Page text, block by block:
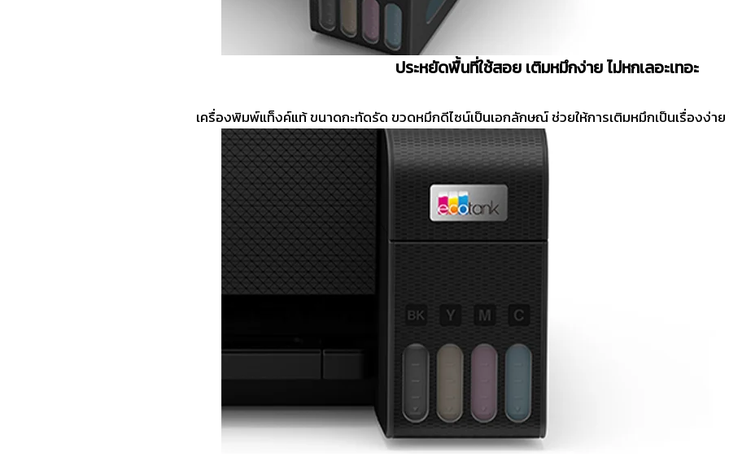
ประหยัดพื้นที่ใช้สอย เติมหมึกง่าย ไม่หกเลอะเทอะ
เครื่องพิมพ์แท็งค์แท้ ขนาดกะทัดรัด ขวดหมึกดีไซน์เป็นเอกลักษณ์ ช่วยให้การเติมหมึกเป็นเรื่องง่าย